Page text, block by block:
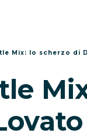
Mix: lo scherzo di